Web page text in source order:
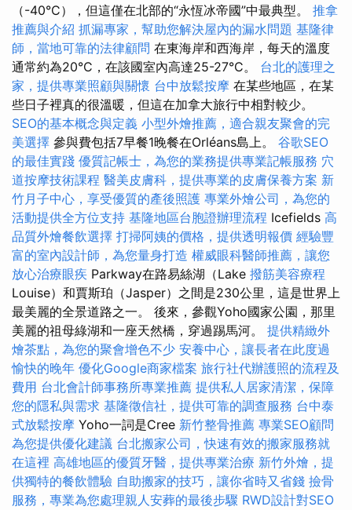
（-40°C），但這僅在北部的“永恆冰帝國”中最典型。 推拿
推薦與介紹 抓漏專家，幫助您解決屋內的漏水問題 基隆律
師，當地可靠的法律顧問 在東海岸和西海岸，每天的溫度
通常約為20°C，在該國室內高達25-27°C。 台北的護理之
家，提供專業照顧與關懷 台中放鬆按摩 在某些地區，在某
些日子裡真的很溫暖，但這在加拿大旅行中相對較少。
SEO的基本概念與定義 小型外燴推薦，適合親友聚會的完
美選擇 參與費包括7早餐1晚餐在Orléans島上。 谷歌SEO
的最佳實踐 優質記帳士，為您的業務提供專業記帳服務 穴
道按摩技術課程 醫美皮膚科，提供專業的皮膚保養方案 新
竹月子中心，享受優質的產後照護 專業外燴公司，為您的
活動提供全方位支持 基隆地區台胞證辦理流程 Icefields 高
品質外燴餐飲選擇 打掃阿姨的價格，提供透明報價 經驗豐
富的室內設計師，為您量身打造 權威眼科醫師推薦，讓您
放心治療眼疾 Parkway在路易絲湖（Lake 撥筋美容療程
Louise）和賈斯珀（Jasper）之間是230公里，這是世界上
最美麗的全景道路之一。 後來，參觀Yoho國家公園，那里
美麗的祖母綠湖和一座天然橋，穿過踢馬河。 提供精緻外
燴茶點，為您的聚會增色不少 安養中心，讓長者在此度過
愉快的晚年 優化Google商家檔案 旅行社代辦護照的流程及
費用 台北會計師事務所專業推薦 提供私人居家清潔，保障
您的隱私與需求 基隆徵信社，提供可靠的調查服務 台中泰
式放鬆按摩 Yoho一詞是Cree 新竹整骨推薦 專業SEO顧問
為您提供優化建議 台北搬家公司，快速有效的搬家服務就
在這裡 高雄地區的優質牙醫，提供專業治療 新竹外燴，提
供獨特的餐飲體驗 自助搬家的技巧，讓你省時又省錢 撿骨
服務，專業為您處理親人安葬的最後步驟 RWD設計對SEO